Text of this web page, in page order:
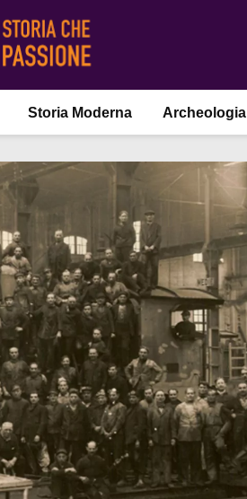
Storia Moderna Archeologia